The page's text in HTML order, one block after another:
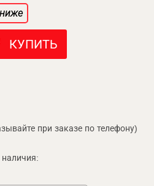
КУПИТЬ
при заказе по телефону)